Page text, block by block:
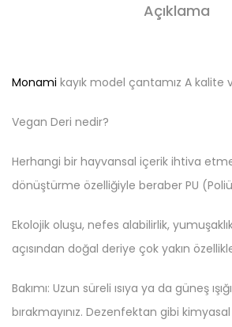
Açıklama
Monami kayık model çantamız A kalite
Vegan Deri nedir?
Herhangi bir hayvansal içerik ihtiva
dönüştürme özelliğiyle beraber PU
Ekolojik oluşu, nefes alabilirlik,
açısından doğal deriye çok yakın
Bakımı: Uzun süreli ısıya ya da güneş
bırakmayınız. Dezenfektan gibi